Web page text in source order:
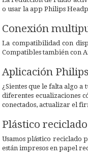
o usar la app Philips
Conexión
La compatibilidad con
Compatibles también con
Aplicación
¿Sientes que le falta algo
diferentes ecualizaciones
conectados, actualizar el
Plástico
Usamos plástico reciclado
están impresos en papel